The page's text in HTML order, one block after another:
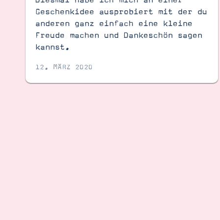
Geschenkidee ausprobiert mit der du
anderen ganz einfach eine kleine
Freude machen und Dankeschön sagen
kannst.
12. MÄRZ 2020